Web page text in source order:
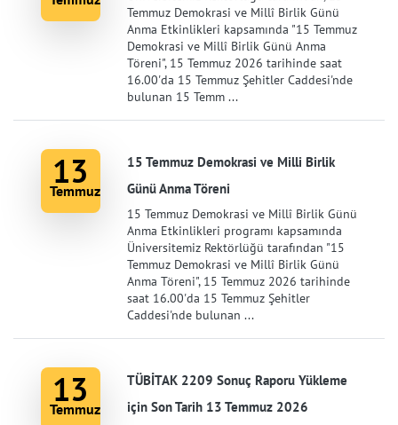
Temmuz Demokrasi ve Millî Birlik Günü
Anma Etkinlikleri kapsamında "15 Temmuz
Demokrasi ve Millî Birlik Günü Anma
Töreni", 15 Temmuz 2026 tarihinde saat
16.00'da 15 Temmuz Şehitler Caddesi'nde
bulunan 15 Temm ...
13
Temmuz
15 Temmuz Demokrasi ve Milli Birlik
Günü Anma Töreni
15 Temmuz Demokrasi ve Millî Birlik Günü
Anma Etkinlikleri programı kapsamında
Üniversitemiz Rektörlüğü tarafından "15
Temmuz Demokrasi ve Millî Birlik Günü
Anma Töreni", 15 Temmuz 2026 tarihinde
saat 16.00'da 15 Temmuz Şehitler
Caddesi'nde bulunan ...
13
Temmuz
TÜBİTAK 2209 Sonuç Raporu Yükleme
için Son Tarih 13 Temmuz 2026